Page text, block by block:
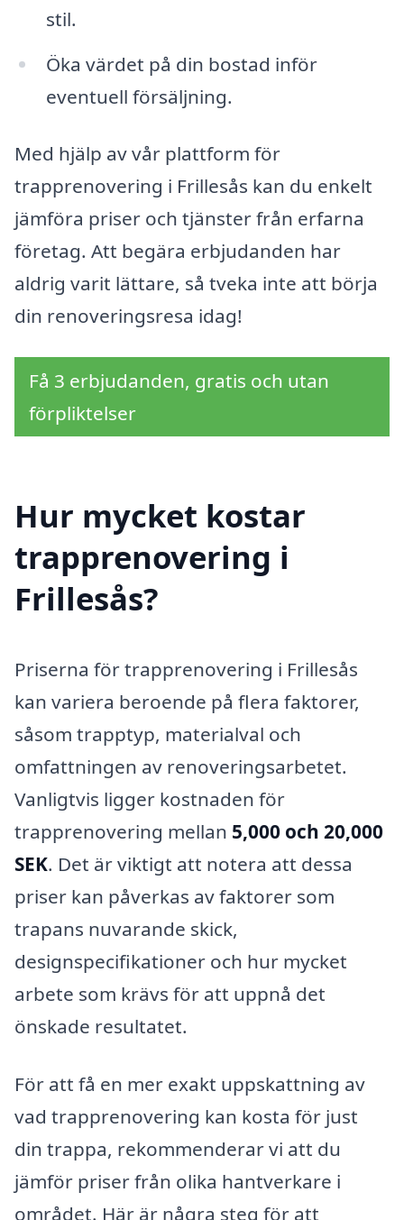
stil.
Öka värdet på din bostad inför
eventuell försäljning.
Med hjälp av vår plattform för
trapprenovering i Frillesås kan du enkelt
jämföra priser och tjänster från erfarna
företag. Att begära erbjudanden har
aldrig varit lättare, så tveka inte att börja
din renoveringsresa idag!
Få 3 erbjudanden, gratis och utan
förpliktelser
Hur mycket kostar
trapprenovering i
Frillesås?
Priserna för trapprenovering i Frillesås
kan variera beroende på flera faktorer,
såsom trapptyp, materialval och
omfattningen av renoveringsarbetet.
Vanligtvis ligger kostnaden för
trapprenovering mellan 5,000 och 20,000
SEK. Det är viktigt att notera att dessa
priser kan påverkas av faktorer som
trapans nuvarande skick,
designspecifikationer och hur mycket
arbete som krävs för att uppnå det
önskade resultatet.
För att få en mer exakt uppskattning av
vad trapprenovering kan kosta för just
din trappa, rekommenderar vi att du
jämför priser från olika hantverkare i
området. Här är några steg för att